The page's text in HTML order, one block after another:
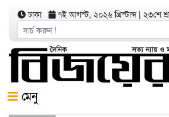
ঢাকা ৭ই আগস্ট, ২০২৬ খ্রিস্টাব্দ| ২৩শে
মেনু